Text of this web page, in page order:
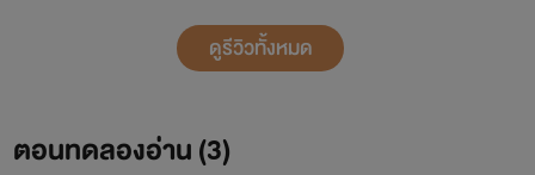
ดูรีวิวทั้งหมด
ตอนทดลองอ่าน (3)